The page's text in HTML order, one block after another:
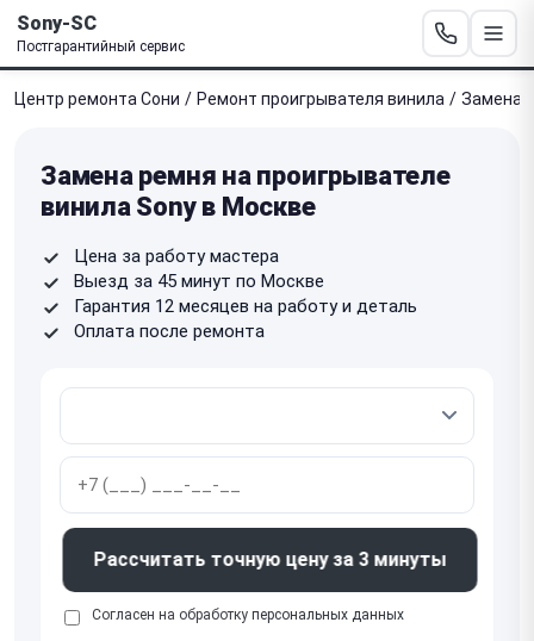
Sony-SC
Постгарантийный сервис
Центр ремонта Сони / Ремонт проигрывателя винила / Замена
Замена ремня на проигрывателе
винила Sony в Москве
Цена за работу мастера
Выезд за 45 минут по Москве
Гарантия 12 месяцев на работу и деталь
Оплата после ремонта
Рассчитать точную цену за 3 минуты
Согласен на обработку персональных данных